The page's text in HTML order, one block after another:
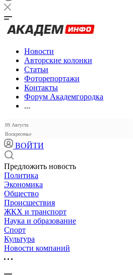
Новости
Авторские колонки
Статьи
Фоторепортажи
Контакты
Форум Академгородка
...
09 Августа
Воскресенье
ВОЙТИ
Предложить новость
Политика
Экономика
Общество
Происшествия
ЖКХ и транспорт
Наука и образование
Спорт
Культура
Новости компаний